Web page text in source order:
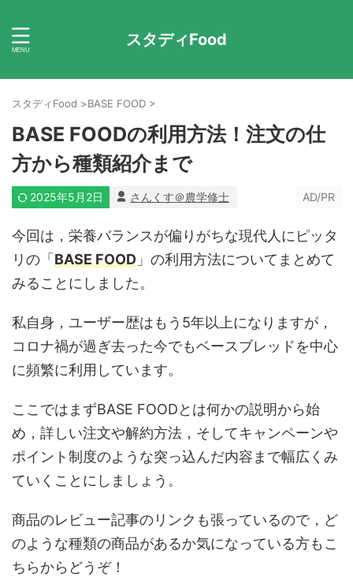
スタディFood
スタディFood >BASE FOOD >
BASE FOODの利用方法！注文の仕
方から種類紹介まで
2025年5月2日 さんくす＠農学修士 AD/PR
今回は，栄養バランスが偏りがちな現代人にピッタ
リの「 BASE FOOD 」の利用方法についてまとめて
みることにしました。
私自身，ユーザー歴はもう5年以上になりますが，
コロナ禍が過ぎ去った今でもベースブレッドを中心
に頻繁に利用しています。
ここではまずBASE FOODとは何かの説明から始
め，詳しい注文や解約方法，そしてキャンペーンや
ポイント制度のような突っ込んだ内容まで幅広くみ
ていくことにしましょう。
商品のレビュー記事のリンクも張っているので，ど
のような種類の商品があるか気になっている方もこ
ちらからどうぞ！